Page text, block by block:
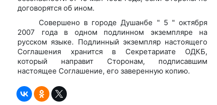
договорятся об ином.
Совершено в городе Душанбе " 5 " октября
2007 года в одном подлинном экземпляре на
русском языке. Подлинный экземпляр настоящего
Соглашения хранится в Секретариате ОДКБ,
который направит Сторонам, подписавшим
настоящее Соглашение, его заверенную копию.